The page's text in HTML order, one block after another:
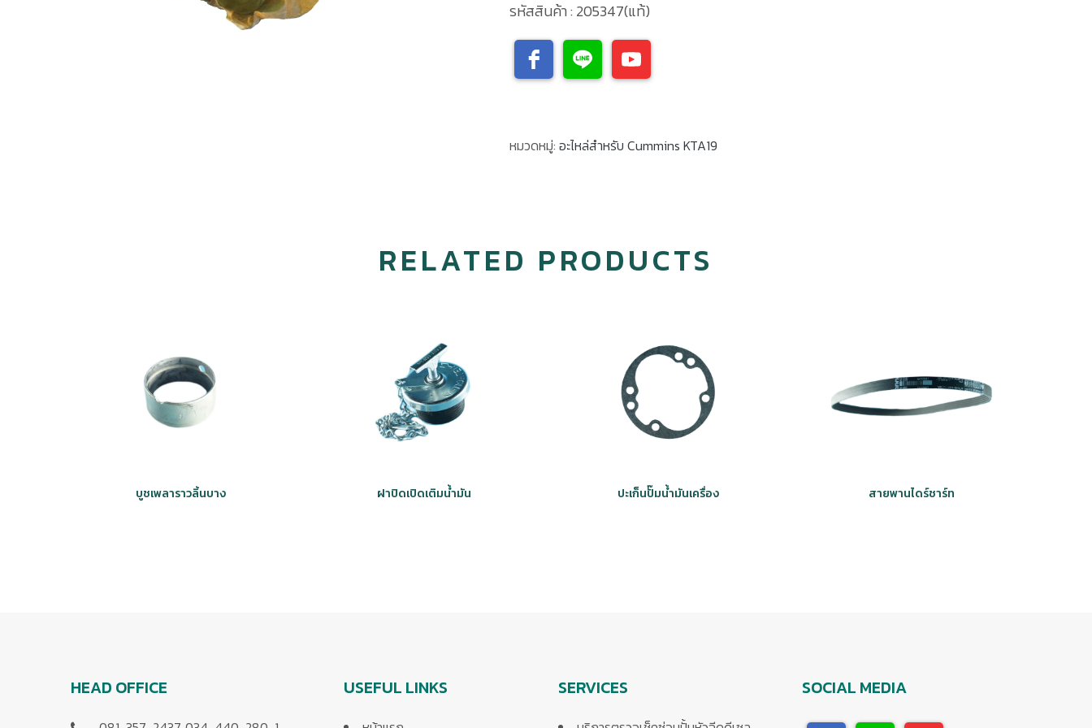
รหัสสินค้า : 205347(แท้)
หมวดหมู่: อะไหล่สำหรับ Cummins KTA19
RELATED PRODUCTS
บูชเพลาราวลิ้นบาง ฝาปิดเปิดเติมน้ำมัน ปะเก็นปั๊มน้ำมันเครื่อง สายพานไดร์ชาร์ท
HEAD OFFICE USEFUL LINKS SERVICES SOCIAL MEDIA